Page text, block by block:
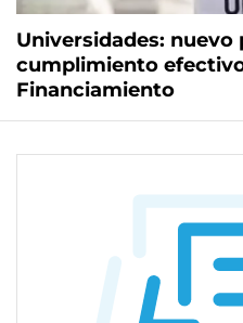
Universidades: nuevo
cumplimiento
Financiamiento